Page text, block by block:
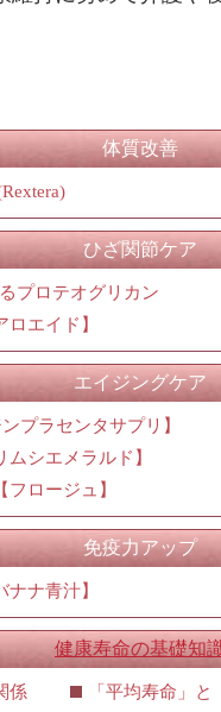
体質改善
ひざ関節ケア
プロテオグリカン
エイド】
エイジングケア
プラセンタサプリ】
シエメラルド】
ロージュ】
免疫力アップ
ナ青汁】
健康寿命の基礎知
係
「平均寿命」